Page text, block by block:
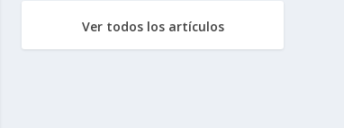
Ver todos los artículos